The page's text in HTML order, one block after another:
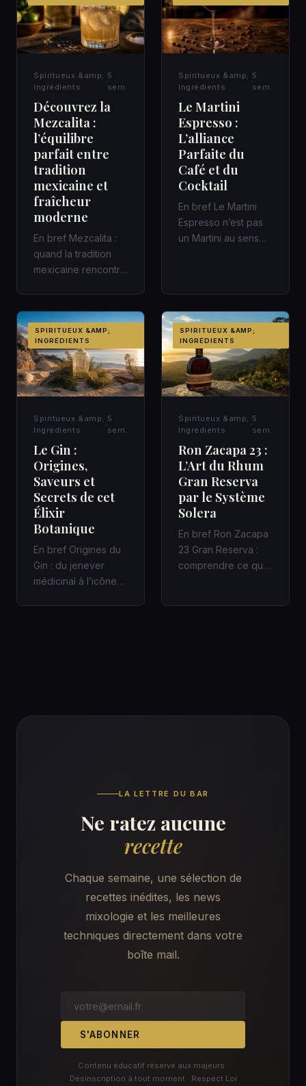
Spiritueux &amp;
Ingrédients
5
sem.
Découvrez la
Mezcalita :
l’équilibre
parfait entre
tradition
mexicaine et
fraîcheur
moderne
En bref Mezcalita :
quand la tradition
mexicaine rencontre
d’a…
Spiritueux &amp;
Ingrédients
5
sem.
Le Martini
Espresso :
L’alliance
Parfaite du
Café et du
Cocktail
En bref Le Martini
Espresso n’est pas
un Martini au sens
SPIRITUEUX &AMP;
INGRÉDIENTS
Spiritueux &amp;
Ingrédients
5
sem.
Le Gin :
Origines,
Saveurs et
Secrets de cet
Élixir
Botanique
En bref Origines du
Gin : du jenever
médicinal à l’icône
SPIRITUEUX &AMP;
INGRÉDIENTS
Spiritueux &amp;
Ingrédients
5
sem.
Ron Zacapa 23 :
L’Art du Rhum
Gran Reserva
par le Système
Solera
En bref Ron Zacapa
23 Gran Reserva :
comprendre ce que
LA LETTRE DU BAR
Ne ratez aucune
recette
Chaque semaine, une sélection de
recettes inédites, les news
mixologie et les meilleures
techniques directement dans votre
boîte mail.
S'ABONNER
Contenu éducatif réservé aux majeurs ·
Désinscription à tout moment · Respect Loi